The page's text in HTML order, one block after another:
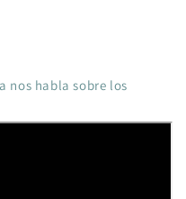
nos habla sobre los